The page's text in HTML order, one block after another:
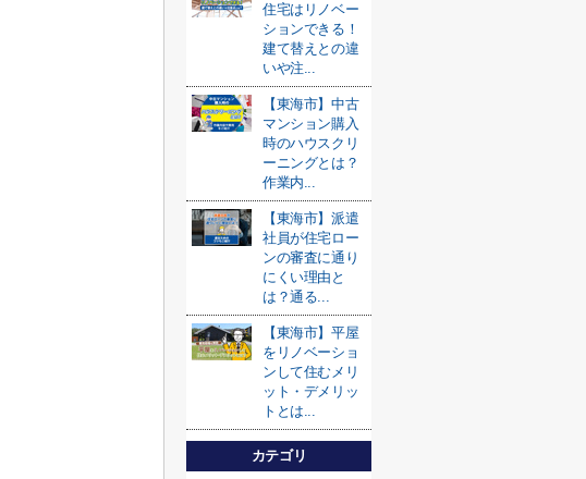
住宅はリノベー
ションできる！
建て替えとの違
いや注...
【東海市】中古
マンション購入
時のハウスクリ
ーニングとは？
作業内...
【東海市】派遣
社員が住宅ロー
ンの審査に通り
にくい理由と
は？通る...
【東海市】平屋
をリノベーショ
ンして住むメリ
ット・デメリッ
トとは...
カテゴリ